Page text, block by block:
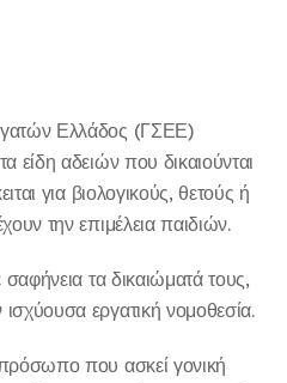
Ελλάδος (ΓΣΕΕ)
είδη αδειών που δικαιούνται
για βιολογικούς, θετούς ή
την επιμέλεια παιδιών.
τα δικαιώματά τους,
εργατική νομοθεσία.
που ασκεί γονική